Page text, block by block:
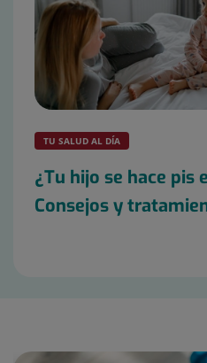
TU SALUD AL DÍA
¿Tu hijo se hace pis
Consejos y